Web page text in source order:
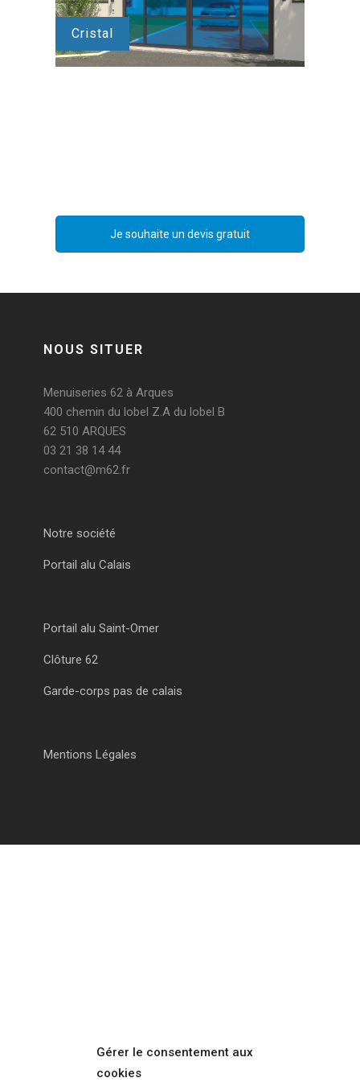
Gérer le consentement aux
cookies
Cristal
Je souhaite un devis gratuit
NOUS SITUER
Menuiseries 62 à Arques
400 chemin du lobel Z.A du lobel B
62 510 ARQUES
03 21 38 14 44
contact@m62.fr
Notre société
Portail alu Calais
Portail alu Saint-Omer
Clôture 62
Garde-corps pas de calais
Mentions Légales